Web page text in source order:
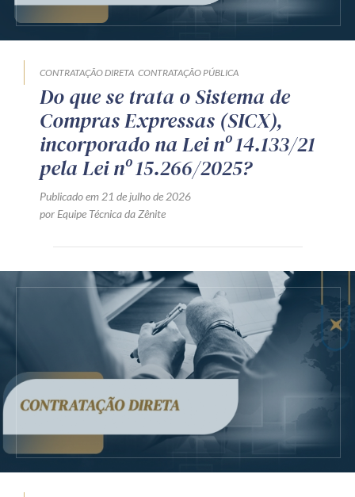
Produtos e serviços
Orientação por Escrito
Mentoria Zênite
Capacitação
Zênite in Company
Diferenciais
Receba por RSS
Av. Sete de Setembro, 4698
Batel Curitiba/PR CEP80240-000
CONTRATAÇÃO DIRETA CONTRATAÇÃO PÚBLICA
Do que se trata o Sistema de
Compras Expressas (SICX),
incorporado na Lei nº 14.133/21
pela Lei nº 15.266/2025?
Publicado em 21 de julho de 2026
por Equipe Técnica da Zênite